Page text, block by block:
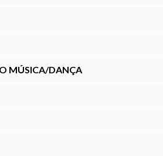
MÚSICA/DANÇA